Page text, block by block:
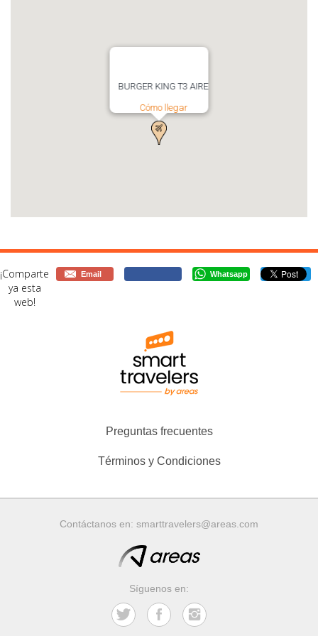
BURGER KING T3 AIRE
Cómo llegar
¡Comparte
ya esta
web!
Email Whatsapp
Preguntas frecuentes
Términos y Condiciones
Contáctanos en: smarttravelers@areas.com
Síguenos en: